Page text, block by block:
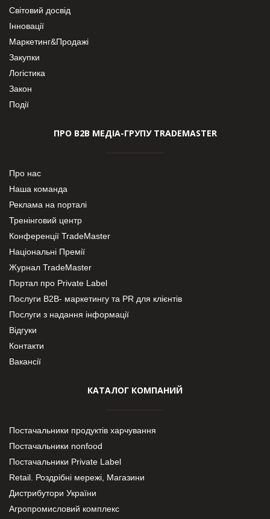
Світовий досвід
Інновації
Маркетинг&Продажі
Закупки
Логістика
Закон
Події
ПРО В2В МЕДІА-ГРУПУ TRADEMASTER
Про нас
Наша команда
Реклама на порталі
Тренінговий центр
Конференції TradeMaster
Національні Премії
Журнал TradeMaster
Портал про Private Label
Послуги В2В- маркетингу та PR для клієнтів
Послуги з надання інформації
Відгуки
Контакти
Вакансії
КАТАЛОГ КОМПАНИЙ
Постачальники продуктів харчування
Постачальники nonfood
Постачальники Private Label
Retail. Роздрібні мережі, Магазини
Дистрибутори України
Агропромисловий комплекс